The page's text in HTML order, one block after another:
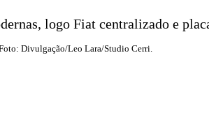
Divulgação/Leo Lara/Studio Cerri.